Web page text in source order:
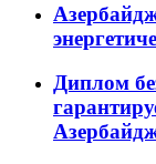
Диплом